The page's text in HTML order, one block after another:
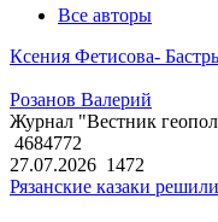
Все авторы
Ксения Фетисова-
Розанов Валерий
Журнал "Вестник
4684772
27.07.2026 1472
Рязанские казаки